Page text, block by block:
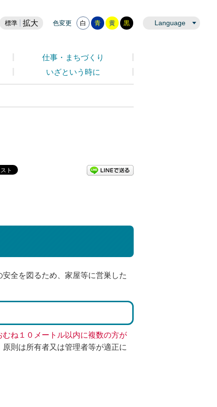
標準 拡大 色変更 白 青 黄 黒 Language
仕事・まちづくり
いざという時に
全を図るため、家屋等に営巣した
むね１０メートル以内に複数の方が
則は所有者又は管理者等が適正に